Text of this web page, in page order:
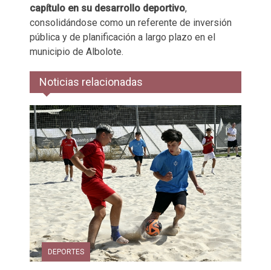
capítulo en su desarrollo deportivo,
consolidándose como un referente de inversión
pública y de planificación a largo plazo en el
municipio de Albolote.
Noticias relacionadas
DEPORTES